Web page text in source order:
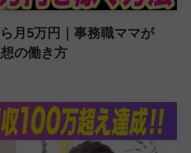
月5万円｜事務職ママが
の働き方